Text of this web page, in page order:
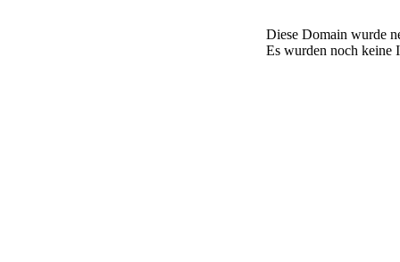
Diese Domain wurde
Es wurden noch keine